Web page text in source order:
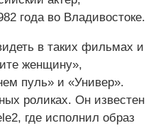
года во Владивостоке.
в таких фильмах и
женщину»,
пуль» и «Универ».
роликах. Он известен
где исполнил образ